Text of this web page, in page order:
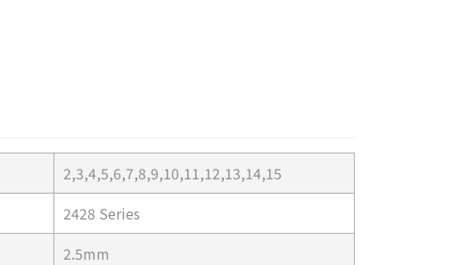
2,3,4,5,6,7,8,9,10,11,12,13,14,15
2428 Series
2.5mm